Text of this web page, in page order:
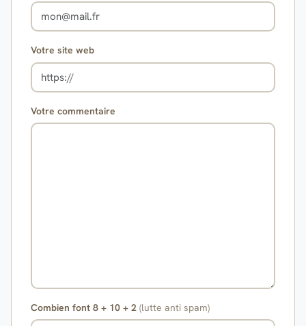
Votre site web
Votre commentaire
Combien font 8 + 10 + 2 (lutte anti spam)